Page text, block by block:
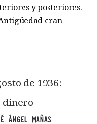
y posteriores.
eran
de 1936:
dinero
ÁNGEL MAÑAS